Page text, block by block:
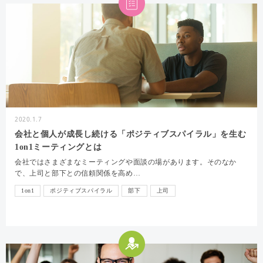
2020.1.7
会社と個人が成長し続ける「ポジティブスパイラル」を生む
1on1ミーティングとは
会社ではさまざまなミーティングや面談の場があります。そのなか
で、上司と部下との信頼関係を高め…
1on1 ポジティブスパイラル 部下 上司